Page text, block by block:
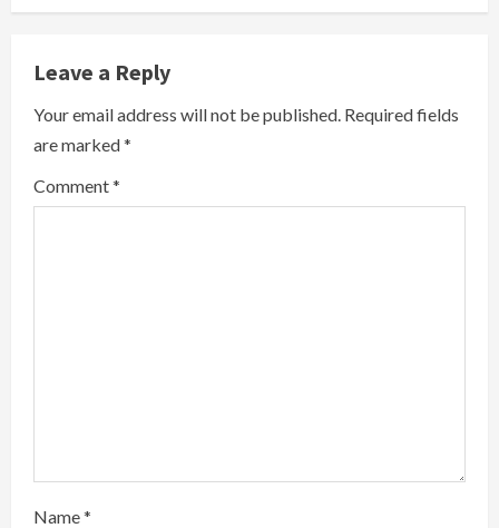
u
e
R
e
a
Leave a Reply
Your email address will not be published. Required fields
are marked*
Comment*
Name*